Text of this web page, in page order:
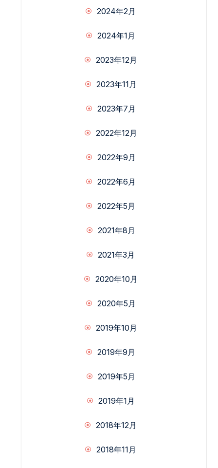
2024年2月
2024年1月
2023年12月
2023年11月
2023年7月
2022年12月
2022年9月
2022年6月
2022年5月
2021年8月
2021年3月
2020年10月
2020年5月
2019年10月
2019年9月
2019年5月
2019年1月
2018年12月
2018年11月